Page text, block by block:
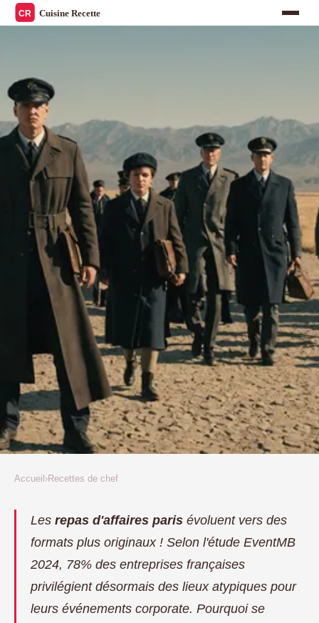
Repas d'affaires à paris : une
croisière inoubliable sur la seine
•22 octobre 2025 7 min de lecture
Accueil ›Recettes de chef
Les repas d'affaires paris évoluent vers des
formats plus originaux ! Selon l'étude EventMB
2024, 78% des entreprises françaises
privilégient désormais des lieux atypiques pour
leurs événements corporate. Pourquoi se